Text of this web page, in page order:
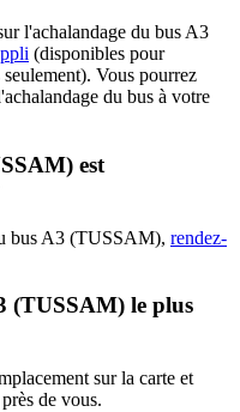
l'achalandage du bus A3
(disponibles pour
Vous pourrez
du bus à votre
est
bus A3 (TUSSAM), rendez-
(TUSSAM) le plus
sur la carte et
de vous.